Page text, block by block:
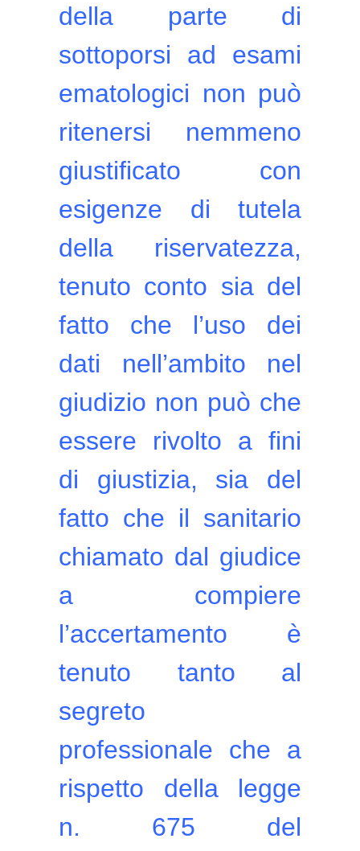
della parte di
sottoporsi ad esami
ematologici non può
ritenersi nemmeno
giustificato con
esigenze di tutela
della riservatezza,
tenuto conto sia del
fatto che l’uso dei
dati nell’ambito nel
giudizio non può che
essere rivolto a fini
di giustizia, sia del
fatto che il sanitario
chiamato dal giudice
a compiere
l’accertamento è
tenuto tanto al
segreto
professionale che a
rispetto della legge
n. 675 del